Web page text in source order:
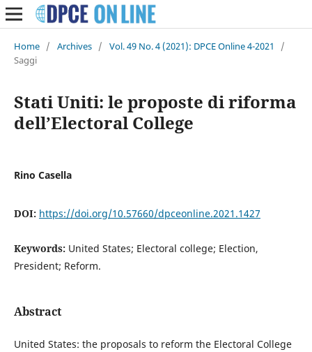
Home / Archives / Vol. 49 No. 4 (2021): DPCE Online 4-2021
/
Saggi
Stati Uniti: le proposte di riforma
dell’Electoral College
Rino Casella
DOI: https://doi.org/10.57660/dpceonline.2021.1427
Keywords: United States; Electoral college; Election,
President; Reform.
Abstract
United States: the proposals to reform the Electoral College